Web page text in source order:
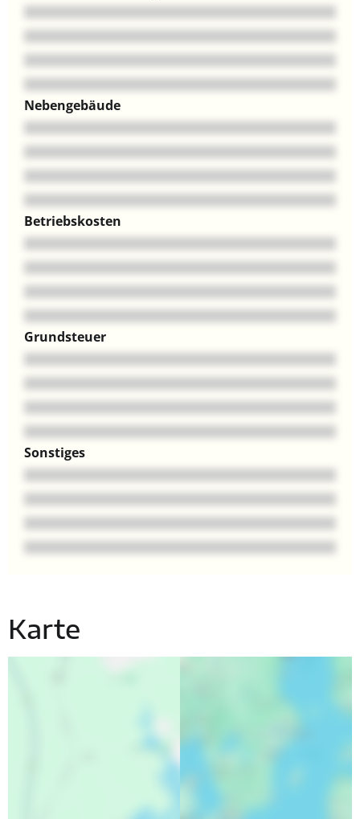
Nebengebäude
Betriebskosten
Grundsteuer
Sonstiges
Karte